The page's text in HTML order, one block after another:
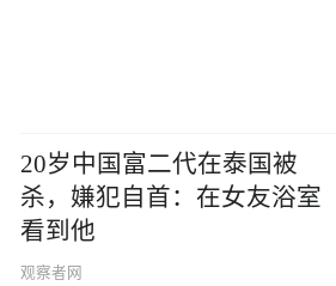
20岁中国富二代在泰国被
杀，嫌犯自首：在女友浴室
看到他
观察者网